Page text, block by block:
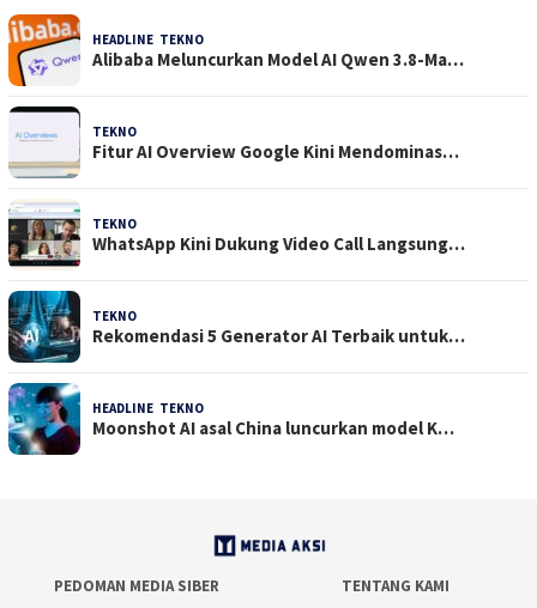
HEADLINE TEKNO
Alibaba Meluncurkan Model AI Qwen 3.8-Ma…
TEKNO
Fitur AI Overview Google Kini Mendominas…
TEKNO
WhatsApp Kini Dukung Video Call Langsung…
TEKNO
Rekomendasi 5 Generator AI Terbaik untuk…
HEADLINE TEKNO
Moonshot AI asal China luncurkan model K…
PEDOMAN MEDIA SIBER TENTANG KAMI